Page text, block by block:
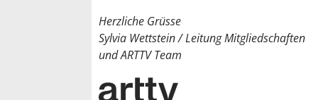
Herzliche Grüsse
Sylvia Wettstein / Leitung Mitgliedschaften
und ARTTV Team